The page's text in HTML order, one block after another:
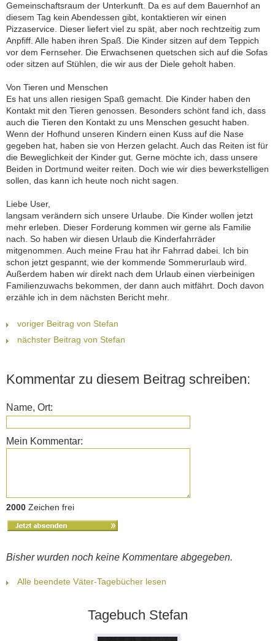
Gemeinschaftsraum der Unterkunft. Da es auf dem Bauernhof an
diesem Tag kein Abendessen gibt, kontaktieren wir einen
Pizzaservice. Dieser liefert viel zu spät, aber noch rechtzeitig zum
Anpfiff. Alle haben ihren Spaß. Die Kinder sitzen auf dem Teppich
vor dem Fernseher. Die Erwachsenen quetschen sich auf die Sofas
oder sitzen auf Stühlen, die wir aus der Diele geholt haben.
Von Tieren und Menschen
Es hat uns allen riesigen Spaß gemacht. Die Kinder haben den
Kontakt mit den Tieren genossen. Besonders schönt fand ich, dass
auch die Tieren den Kontakt zu uns Menschen gesucht haben.
Wenn der Hofhund unseren Kindern einen Kuss auf die Nase
gegeben hat, haben sie von Herzen gelacht. Auch das Reiten ist für
die Beweglichkeit der Kinder gut. Gerne möchte ich, dass unsere
Beiden in Dortmund weiter reiten. Doch wie wir dies bewerkstelligen
sollen, das kann ich heute noch nicht sagen.
Liebe User,
langsam verändern sich unsere Urlaube. Die Kinder wollen jetzt
mehr erleben. Dieser Forderung kommen wir gerne als Familie
nach. So haben wir diesen Urlaub die Kinderfahrräder
mitgenommen. Auch meine Frau hat ihr Fahrrad dabei. Ich bin
schon jetzt gespannt, wie der kommende Sommerurlaub wird.
Außerdem haben wir direkt nach dem Urlaub einen vierbeinigen
Familienzuwachs bekommen, der dann auch mitfährt. Doch davon
erzähle ich in dem nächsten Bericht mehr.
voriger Beitrag von Stefan
nächster Beitrag von Stefan
Kommentar zu diesem Beitrag schreiben:
Name, Ort:
Mein Kommentar:
2000 Zeichen frei
Bisher wurden noch keine Kommentare abgegeben.
Alle beendete Väter-Tagebücher lesen
Tagebuch Stefan